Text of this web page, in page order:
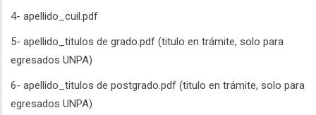
4- apellido_cuil.pdf
5- apellido_titulos de grado.pdf (titulo en trámite, solo para
egresados UNPA)
6- apellido_titulos de postgrado.pdf (titulo en trámite, solo para
egresados UNPA)